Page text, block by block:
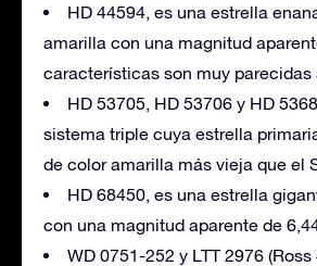
HD 44594, es una estrella
amarilla con una magnitud
características son muy parecidas
HD 53705, HD 53706 y HD
sistema triple cuya estrella
de color amarilla más vieja que el
HD 68450, es una estrella
con una magnitud aparente de
WD 0751-252 y LTT 2976 (Ross